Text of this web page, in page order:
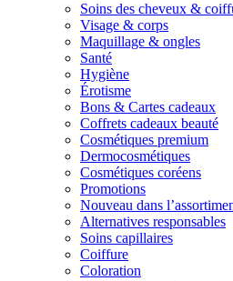
Soins des cheveux &
Visage & corps
Maquillage & ongles
Santé
Hygiène
Érotisme
Bons & Cartes cadeaux
Coffrets cadeaux beauté
Cosmétiques premium
Dermocosmétiques
Cosmétiques coréens
Promotions
Nouveau dans
Alternatives responsables
Soins capillaires
Coiffure
Coloration